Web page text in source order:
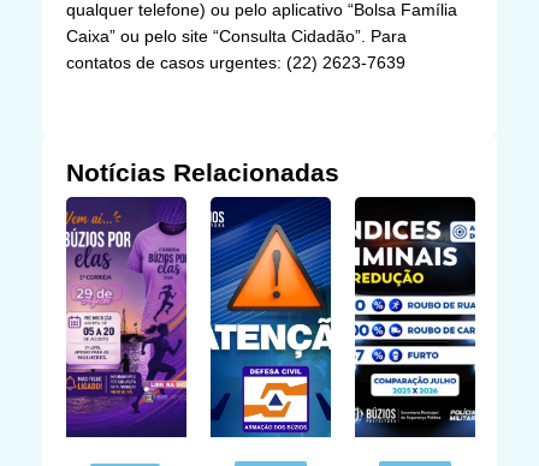
qualquer telefone) ou pelo aplicativo “Bolsa Família
Caixa” ou pelo site “Consulta Cidadão”. Para
contatos de casos urgentes: (22) 2623-7639
Notícias Relacionadas